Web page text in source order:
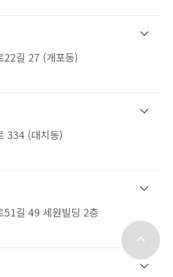
22길 27 (개포동)
334 (대치동)
51길 49 세원빌딩 2층